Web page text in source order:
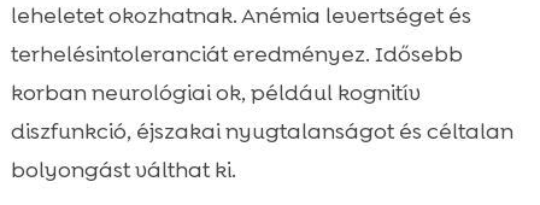
leheletet okozhatnak. Anémia levertséget és
terhelésintoleranciát eredményez. Idősebb
korban neurológiai ok, például kognitív
diszfunkció, éjszakai nyugtalanságot és céltalan
bolyongást válthat ki.